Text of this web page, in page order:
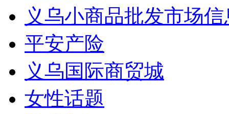
义乌小商品批发市场
平安产险
义乌国际商贸城
女性话题